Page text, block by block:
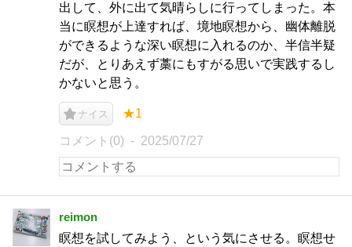
出して、外に出て気晴らしに行ってしまった。本
当に瞑想が上達すれば、境地瞑想から、幽体離脱
ができるような深い瞑想に入れるのか、半信半疑
だが、とりあえず藁にもすがる思いで実践するし
かないと思う。
ナイス ★1
コメント(0) 2025/07/27
reimon
瞑想を試してみよう、という気にさせる。瞑想せ